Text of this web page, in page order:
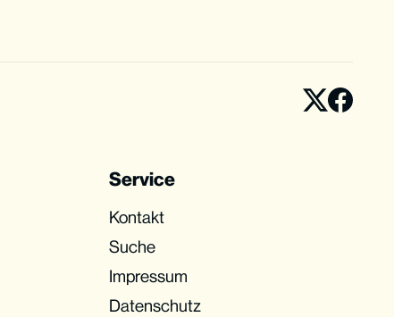
Service
Kontakt
Suche
Impressum
Datenschutz